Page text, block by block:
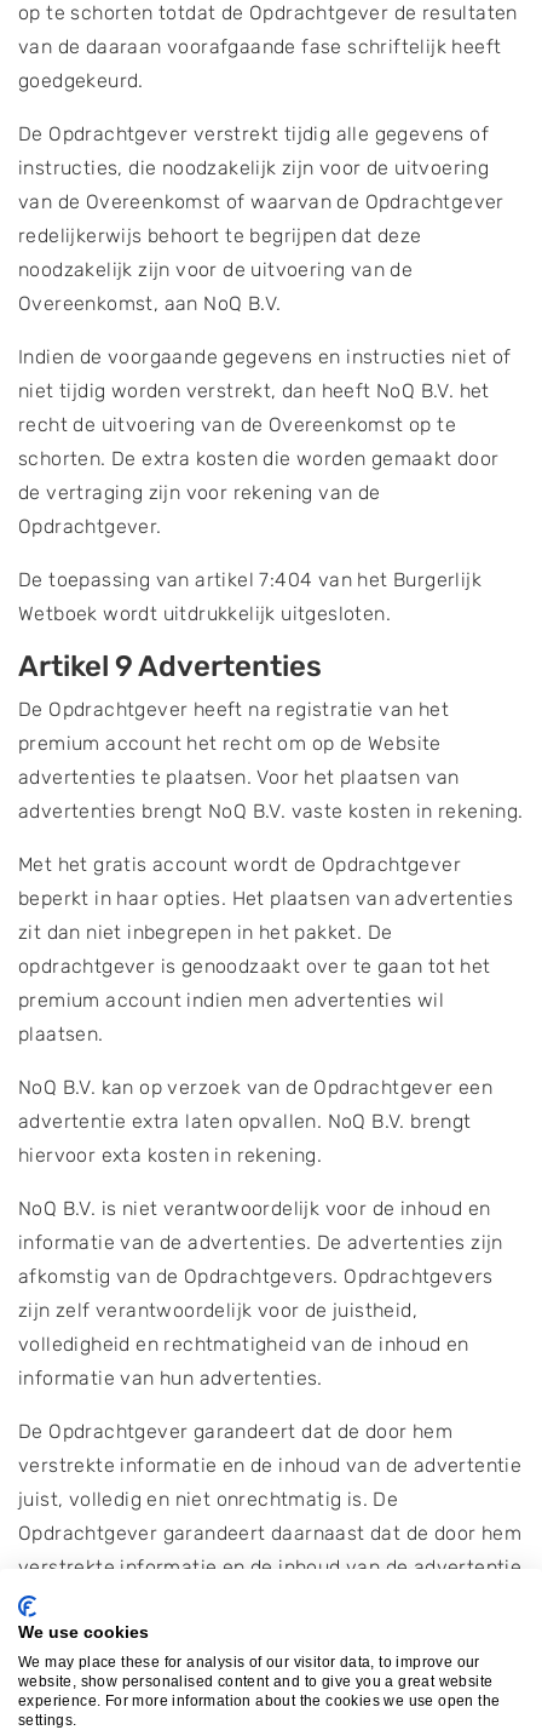
op te schorten totdat de Opdrachtgever de resultaten
van de daaraan voorafgaande fase schriftelijk heeft
goedgekeurd.
De Opdrachtgever verstrekt tijdig alle gegevens of
instructies, die noodzakelijk zijn voor de uitvoering
van de Overeenkomst of waarvan de Opdrachtgever
redelijkerwijs behoort te begrijpen dat deze
noodzakelijk zijn voor de uitvoering van de
Overeenkomst, aan NoQ B.V.
Indien de voorgaande gegevens en instructies niet of
niet tijdig worden verstrekt, dan heeft NoQ B.V. het
recht de uitvoering van de Overeenkomst op te
schorten. De extra kosten die worden gemaakt door
de vertraging zijn voor rekening van de
Opdrachtgever.
De toepassing van artikel 7:404 van het Burgerlijk
Wetboek wordt uitdrukkelijk uitgesloten.
Artikel 9 Advertenties
De Opdrachtgever heeft na registratie van het
premium account het recht om op de Website
advertenties te plaatsen. Voor het plaatsen van
advertenties brengt NoQ B.V. vaste kosten in rekening.
Met het gratis account wordt de Opdrachtgever
beperkt in haar opties. Het plaatsen van advertenties
zit dan niet inbegrepen in het pakket. De
opdrachtgever is genoodzaakt over te gaan tot het
premium account indien men advertenties wil
plaatsen.
NoQ B.V. kan op verzoek van de Opdrachtgever een
advertentie extra laten opvallen. NoQ B.V. brengt
hiervoor exta kosten in rekening.
NoQ B.V. is niet verantwoordelijk voor de inhoud en
informatie van de advertenties. De advertenties zijn
afkomstig van de Opdrachtgevers. Opdrachtgevers
zijn zelf verantwoordelijk voor de juistheid,
volledigheid en rechtmatigheid van de inhoud en
informatie van hun advertenties.
De Opdrachtgever garandeert dat de door hem
verstrekte informatie en de inhoud van de advertentie
juist, volledig en niet onrechtmatig is. De
Opdrachtgever garandeert daarnaast dat de door hem
verstrekte informatie en de inhoud van de advertentie
niet:
in strijd is met de wetgeving;
een pornografisch, erotisch karakter heeft of
naar een locatie verwijst met een
We use cookies
We may place these for analysis of our visitor data, to improve our
website, show personalised content and to give you a great website
experience. For more information about the cookies we use open the
settings.